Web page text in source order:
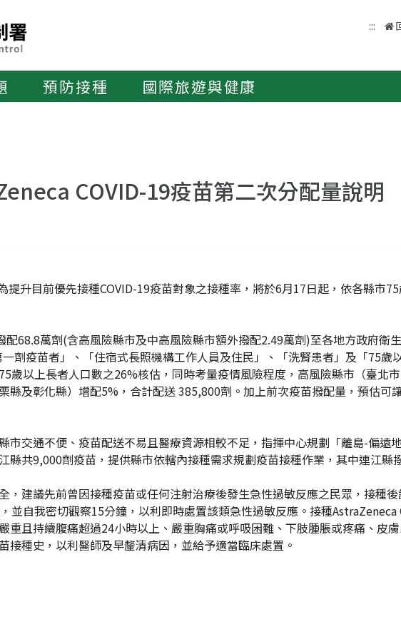
:::
預防接種 國際旅遊與健康
COVID-19疫苗第二次分配量說明
升目前優先接種COVID-19疫苗對象之接種率，將於6月17日起，依各縣市
68.8萬劑(含高風險縣市及中高風險縣市額外撥配2.49萬劑)至各地方政府衛
劑疫苗者」、「住宿式長照機構工作人員及住民」、「洗腎患者」及「75歲
歲以上長者人口數之26%核估，同時考量疫情風險程度，高風險縣市（臺北
縣及彰化縣）增配5%，合計配送 385,800劑。加上前次疫苗撥配量，預估可
市交通不便、疫苗配送不易且醫療資源相較不足，指揮中心規劃「離島-偏遠
縣共9,000劑疫苗，提供縣市依轄內接種需求規劃疫苗接種作業，其中連江縣
，建議先前曾因接種疫苗或任何注射治療後發生急性過敏反應之民眾，接種
並自我密切觀察15分鐘，以利即時處置該類急性過敏反應。接種AstraZeneca
重且持續腹痛超過24小時以上、嚴重胸痛或呼吸困難、下肢腫脹或疼痛、皮
接種史，以利醫師及早釐清病因，並給予適當臨床處置。